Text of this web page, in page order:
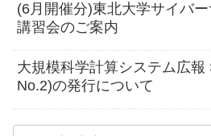
(6月開催分)東北大学サイバ
講習会のご案内
大規模科学計算システム広報
No.2)の発行について